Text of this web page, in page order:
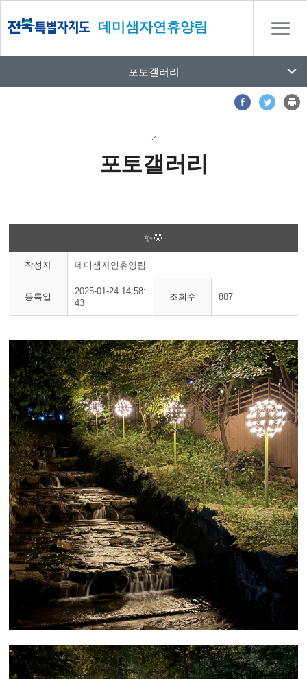
데미샘자연휴양림
포토갤러리
포토갤러리
✨💛
작성자 데미샘자연휴양림
등록일
2025-01-24 14:58:
43
조회수 887